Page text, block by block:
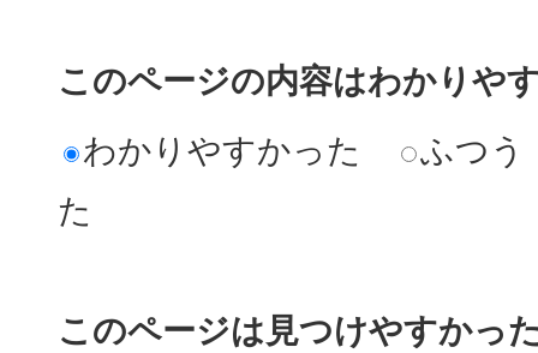
このページの内容はわかりや
わかりやすかった
ふつう
た
このページは見つけやすかっ